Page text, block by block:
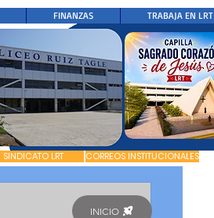
FINANZAS TRABAJA EN LRT
SINDICATO LRT CORREOS INSTITUCIONALES
INICIO